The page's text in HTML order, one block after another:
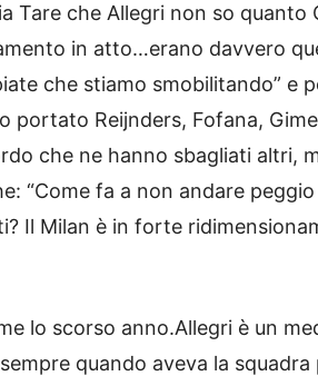
Tare che Allegri non so quanto
in atto…erano davvero
che stiamo smobilitando” e
Reijnders, Fofana,
che ne hanno sbagliati altri,
“Come fa a non andare
Il Milan è in forte
lo scorso anno.Allegri è un
quando aveva la